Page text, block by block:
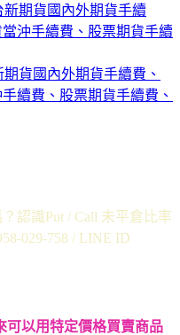
貨國內外期貨手續費、
續費、股票期貨手續費、
認識Put / Call 未平倉比率
029-758 / LINE ID
可以用特定價格買賣商品